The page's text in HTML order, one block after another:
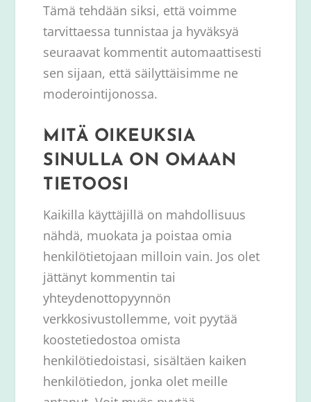
Tämä tehdään siksi, että voimme
tarvittaessa tunnistaa ja hyväksyä
seuraavat kommentit automaattisesti
sen sijaan, että säilyttäisimme ne
moderointijonossa.
MITÄ OIKEUKSIA
SINULLA ON OMAAN
TIETOOSI
Kaikilla käyttäjillä on mahdollisuus
nähdä, muokata ja poistaa omia
henkilötietojaan milloin vain. Jos olet
jättänyt kommentin tai
yhteydenottopyynnön
verkkosivustollemme, voit pyytää
koostetiedostoa omista
henkilötiedoistasi, sisältäen kaiken
henkilötiedon, jonka olet meille